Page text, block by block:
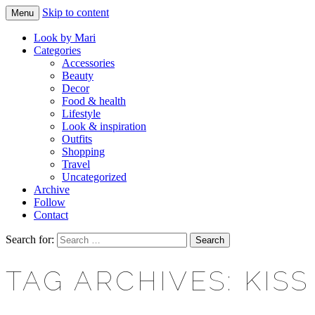
LOOK BY MARI
Makeup & beauty blog
Menu Skip to content
Look by Mari
Categories
Accessories
Beauty
Decor
Food & health
Lifestyle
Look & inspiration
Outfits
Shopping
Travel
Uncategorized
Archive
Follow
Contact
Search for:
TAG ARCHIVES: